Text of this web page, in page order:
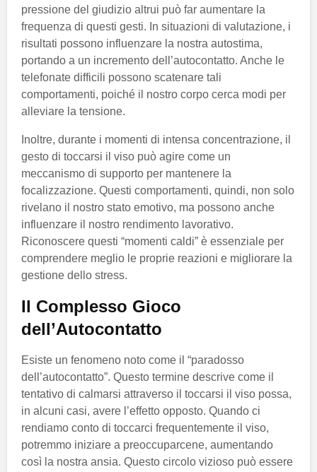
pressione del giudizio altrui può far aumentare la
frequenza di questi gesti. In situazioni di valutazione, i
risultati possono influenzare la nostra autostima,
portando a un incremento dell’autocontatto. Anche le
telefonate difficili possono scatenare tali
comportamenti, poiché il nostro corpo cerca modi per
alleviare la tensione.
Inoltre, durante i momenti di intensa concentrazione, il
gesto di toccarsi il viso può agire come un
meccanismo di supporto per mantenere la
focalizzazione. Questi comportamenti, quindi, non solo
rivelano il nostro stato emotivo, ma possono anche
influenzare il nostro rendimento lavorativo.
Riconoscere questi “momenti caldi” è essenziale per
comprendere meglio le proprie reazioni e migliorare la
gestione dello stress.
Il Complesso Gioco
dell’Autocontatto
Esiste un fenomeno noto come il “paradosso
dell’autocontatto”. Questo termine descrive come il
tentativo di calmarsi attraverso il toccarsi il viso possa,
in alcuni casi, avere l’effetto opposto. Quando ci
rendiamo conto di toccarci frequentemente il viso,
potremmo iniziare a preoccuparcene, aumentando
così la nostra ansia. Questo circolo vizioso può essere